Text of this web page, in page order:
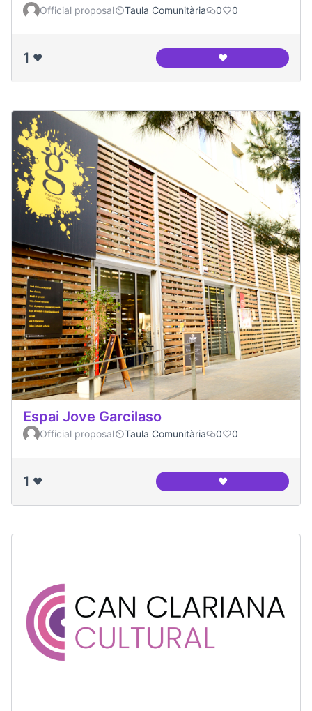
Official proposal Taula Comunitària 0 0
1 ❤️ ❤️Fundació Intered
Espai Jove Garcilaso
Official proposal Taula Comunitària 0 0
1 ❤️ ❤️Espai Jove